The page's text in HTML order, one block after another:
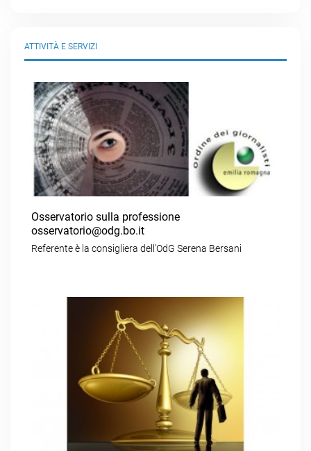
ATTIVITÀ E SERVIZI
Osservatorio sulla professione
osservatorio@odg.bo.it
Referente è la consigliera dell’OdG Serena Bersani